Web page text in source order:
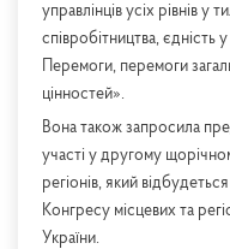
управлінців усіх рівнів
співробітництва, єдність
Перемоги, перемоги
цінностей».
Вона також запросила
участі у другому
регіонів, який
Конгресу місцевих та
України.